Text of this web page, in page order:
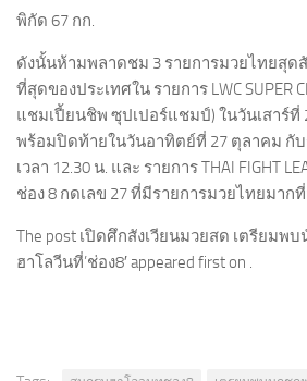
พิกัด 67 กก.
ดังนั้นห้ามพลาดชม 3 รายการมวยไทยสุ
ที่สุดของประเทศใน รายการ LWC SUPER
แชมเปี้ยนชิพ ซุปเปอร์แชมป์) ในวันเสาร์ที่
พร้อมปิดท้ายในวันอาทิตย์ที่ 27 ตุลาคม กั
เวลา 12.30 น. และ รายการ THAI FIGHT
ช่อง 8 กดเลข 27 ที่มีรายการมวยไทยมาก
The post เปิดศึกสังเวียนมวยสด เตรียมพ
ฮาโลวีนที่’ช่อง8′ appeared first on .